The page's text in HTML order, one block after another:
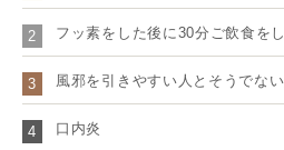
2 フッ素をした後に30分ご飲食を
3 風邪を引きやすい人とそうでな
4 口内炎